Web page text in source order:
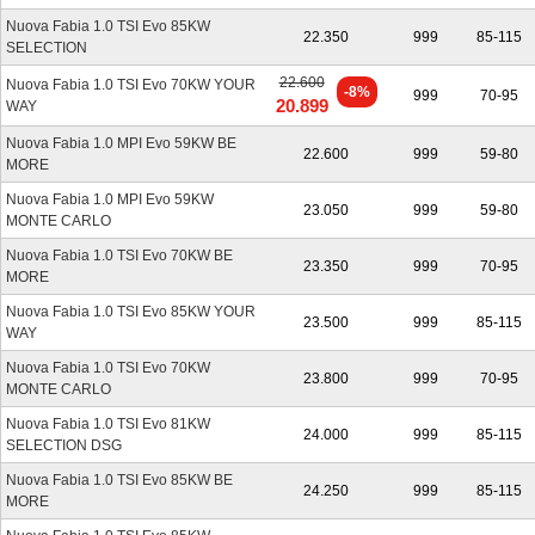
BUON RAPPORTO PREZZO DOTAZIONE
La qualità della nuova Skoda Fabia è di un altro livello: si tratta
di un’auto completamente nuova, che non condivide nemmeno
un bullone con quella di generazione precedente.
Anche il linguaggio stilistico è tutto nuovo, ripreso dai modelli più
grandi, e la plancia è stata completamente riorganizzata. C’è
tanta tecnologia (dalla strumentazione digitale di serie sulla
Style al sistema multimediale da 9,2 pollici) e la dotazione
Simply Clever è unica di questo marchio e comprende, tra le
altre cose, l’ombrello nascosto nel pannello della porta,
vaschette anteriori e posteriori portaoggetti, il raschia-ghiaccio
alloggiato nello sportello del carburante.
Iprezzi di listino
vanno da circa 17 mila fino a 22 mila euro, e
anche la entry level prevede una dotazione adeguata con cerchi
in lega, climatizzatore manuale, fari Full Led, e infotainment da
8 pollici compatibile con Apple CarPlay e Android Auto.
Nuova Fabia 1.0 TSI Evo 85KW
SELECTION
22.350 999 85-115
Nuova Fabia 1.0 TSI Evo 70KW YOUR
WAY
22.600
20.899
-8% 999 70-95
Nuova Fabia 1.0 MPI Evo 59KW BE
MORE
22.600 999 59-80
Nuova Fabia 1.0 MPI Evo 59KW
MONTE CARLO
23.050 999 59-80
Nuova Fabia 1.0 TSI Evo 70KW BE
MORE
23.350 999 70-95
Nuova Fabia 1.0 TSI Evo 85KW YOUR
WAY
23.500 999 85-115
Nuova Fabia 1.0 TSI Evo 70KW
MONTE CARLO
23.800 999 70-95
Nuova Fabia 1.0 TSI Evo 81KW
SELECTION DSG
24.000 999 85-115
Nuova Fabia 1.0 TSI Evo 85KW BE
MORE
24.250 999 85-115